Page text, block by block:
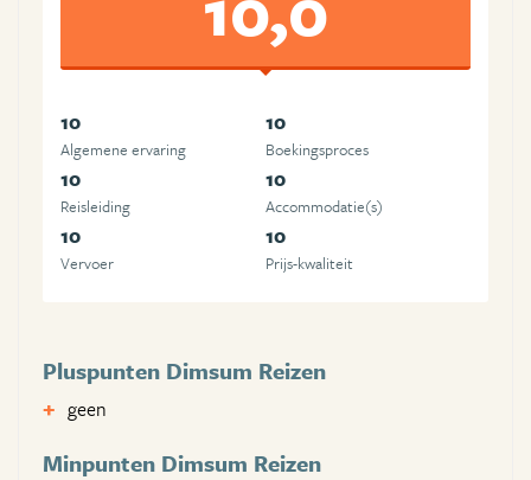
10
Algemene ervaring
10
Boekingsproces
10
Reisleiding
10
Accommodatie(s)
10
Vervoer
10
Prijs-kwaliteit
Pluspunten Dimsum Reizen
geen
Minpunten Dimsum Reizen